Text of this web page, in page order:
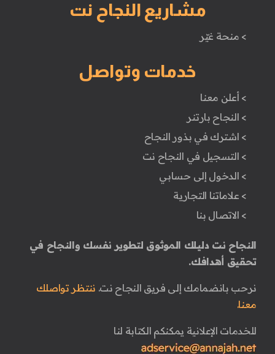
مشاريع النجاح نت
> منحة غيّر
خدمات وتواصل
> أعلن معنا
> النجاح بارتنر
> اشترك في بذور النجاح
> التسجيل في النجاح نت
> الدخول إلى حسابي
> علاماتنا التجارية
> الاتصال بنا
النجاح نت دليلك الموثوق لتطوير نفسك والنجاح في
تحقيق أهدافك.
نرحب بانضمامك إلى فريق النجاح نت. ننتظر تواصلك
معنا.
للخدمات الإعلانية يمكنكم الكتابة لنا